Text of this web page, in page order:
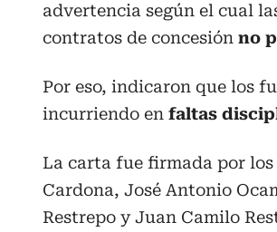
advertencia según el cual
contratos de concesión no
Por eso, indicaron que los
incurriendo en faltas
La carta fue firmada por
Cardona, José Antonio
Restrepo y Juan Camilo